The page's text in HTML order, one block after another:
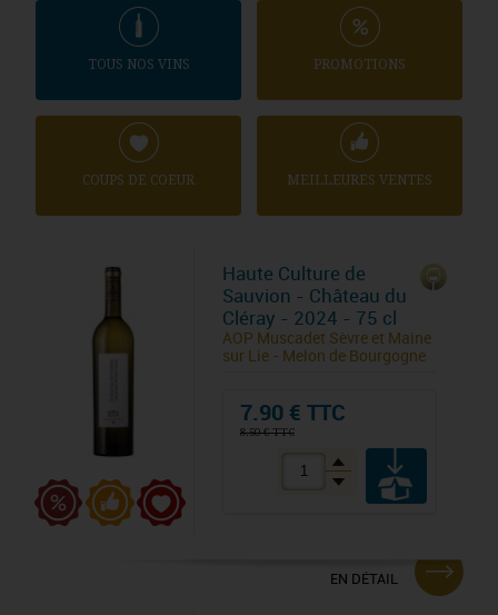
TOUS NOS VINS PROMOTIONS
COUPS DE COEUR MEILLEURES VENTES
Haute Culture de
Sauvion - Château du
Cléray - 2024 - 75 cl
AOP Muscadet Sèvre et Maine
sur Lie - Melon de Bourgogne
7.90 € TTC
8.50 € TTC
EN DÉTAIL